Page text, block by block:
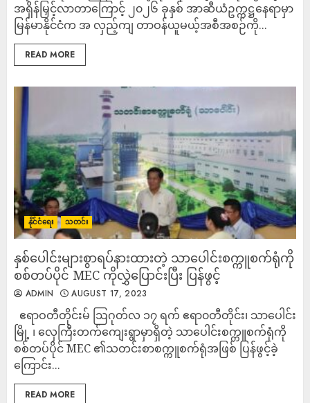
အရှိန်မြှင့်လာတာကြောင့် ၂၀၂၆ ခုနှစ် အာဆီယံဥက္ကဋ္ဌနေရာမှာ
မြန်မာနိုင်ငံက အ လှည့်ကျ တာဝန်ယူမယ့်အစီအစဉ်ကို...
READ MORE
နိုင်ငံရေး သတင်း
နှစ်ပေါင်းများစွာရပ်နားထားတဲ့ သာပေါင်းစက္ကူစက်ရုံကို
စစ်တပ်ပိုင် MEC ကိုလွှဲပြောင်းပြီး ပြန်ဖွင့်
ADMIN AUGUST 17, 2023
ဧရာဝတီတိုင်းမ် ဩဂုတ်လ ၁၇ ရက် ဧရာ၀တီတိုင်း၊ သာပေါင်း
မြို့ ၊ လှေကြီးတက်ကျေးရွာမှာရှိတဲ့ သာပေါင်းစက္ကူစက်ရုံကို
စစ်တပ်ပိုင် MEC ၏သတင်းစာစက္ကူစက်ရုံအဖြစ် ပြန်ဖွင့်ခဲ့
ကြောင်း...
READ MORE